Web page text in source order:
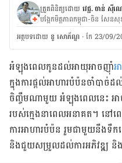
ត្រួតពិនិត្យដោយ វេជ្ជ. ចាន់ ស៊ី
បង្អែកមិត្តភាពកម្ពុជា-ចិន សែន
អត្ថបទ​ដោយ នូ សោភ័ណ្ឌ ·កែ 23/09/
អំឡុង​ពេលកូន​ដល់អាយុ​អាច​ញ៉ាំអ
ក្នុង​ការ​ផ្ដល់​​អាហារ​បំប៉ន​​ចាំបា
ចិញ្ចឹម​ណា​មួយ​ អំឡុង​ពេល​នេះ​ អ
របស់​ក្មេង​នា​ពេល​អនាគត​។​ នៅ​
ការ​អាហារ​បំប៉ន​ រួម​ជាមួយ​នឹង​ទឹ
និង​ជួយ​សម្រួល​ដល់​ការអភិវឌ្ឍ​